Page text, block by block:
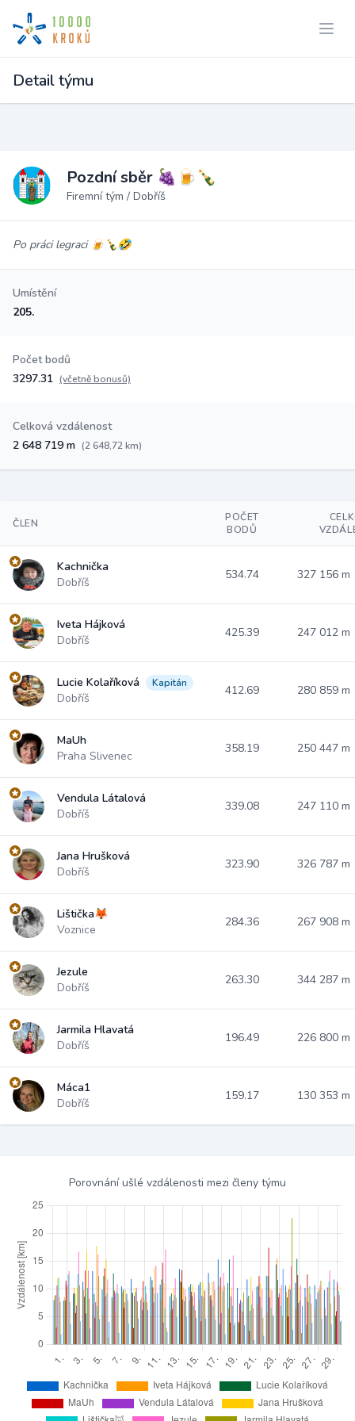
Detail týmu
Pozdní sběr 🍇🍺🍾
Firemní tým / Dobříš
Po práci legraci 🍺🍾🤣
Umístění
205.
Počet bodů
3297.31 (včetně bonusů)
Celková vzdálenost
2 648 719 m (2 648,72 km)
ČLEN
POČET
BODŮ
Kachnička
Dobříš
534.74 327 156 m
Iveta Hájková
Dobříš
425.39 247 012 m
Lucie Kolaříková Kapitán
Dobříš
412.69 280 859 m
MaUh
Praha Slivenec
358.19 250 447 m
Vendula Látalová
Dobříš
339.08 247 110 m
Jana Hrušková
Dobříš
323.90 326 787 m
Lištička🦊
Voznice
284.36 267 908 m
Jezule
Dobříš
263.30 344 287 m
Jarmila Hlavatá
Dobříš
196.49 226 800 m
Máca1
Dobříš
159.17 130 353 m
Porovnání ušlé vzdálenosti mezi členy týmu